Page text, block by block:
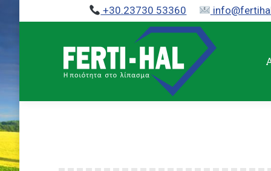
+30.23730 53360
Αρχική